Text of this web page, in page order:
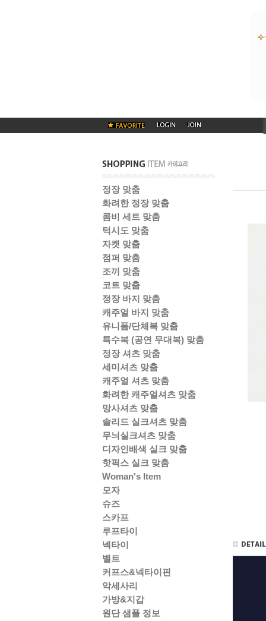
정장 맞춤
화려한 정장 맞춤
콤비 세트 맞춤
턱시도 맞춤
자켓 맞춤
점퍼 맞춤
조끼 맞춤
코트 맞춤
정장 바지 맞춤
캐주얼 바지 맞춤
유니폼/단체복 맞춤
특수복 (공연 무대복) 맞춤
정장 셔츠 맞춤
세미셔츠 맞춤
캐주얼 셔츠 맞춤
화려한 캐주얼셔츠 맞춤
망사셔츠 맞춤
솔리드 실크셔츠 맞춤
무늬실크셔츠 맞춤
디자인배색 실크 맞춤
핫픽스 실크 맞춤
Woman's Item
모자
슈즈
스카프
루프타이
넥타이
벨트
커프스&넥타이핀
악세사리
가방&지갑
원단 샘플 정보